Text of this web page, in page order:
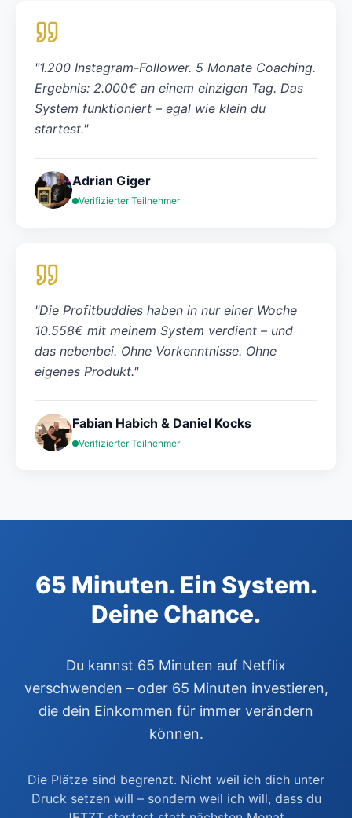
"1.200 Instagram-Follower. 5 Monate Coaching.
Ergebnis: 2.000€ an einem einzigen Tag. Das
System funktioniert – egal wie klein du
startest."
Adrian Giger
Verifizierter Teilnehmer
"Die Profitbuddies haben in nur einer Woche
10.558€ mit meinem System verdient – und
das nebenbei. Ohne Vorkenntnisse. Ohne
eigenes Produkt."
Fabian Habich & Daniel Kocks
Verifizierter Teilnehmer
65 Minuten. Ein System.
Deine Chance.
Du kannst 65 Minuten auf Netflix
verschwenden – oder 65 Minuten investieren,
die dein Einkommen für immer verändern
können.
Die Plätze sind begrenzt. Nicht weil ich dich unter
Druck setzen will – sondern weil ich will, dass du